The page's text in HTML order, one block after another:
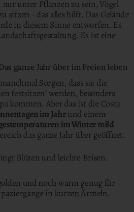
unter Pflanzen zu sein, Vögel
sitzen - das alles hilft. Das Gelände
in diesem Sinne entworfen. Es
Es ist eine
ganze Jahr über im Freien leben
Sorgen, dass sie die
festsitzen" werden, besonders
kommen. Aber das ist die Costa
im Jahrund einem
im Winter mild
das ganze Jahr über geöffnet.
Blüten und leichte Brisen.
und noch warm genug für
in kurzen Ärmeln.